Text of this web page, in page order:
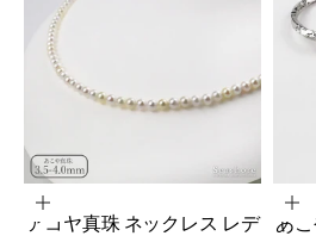
カートに追加
アコヤ真珠 ネックレス レデ
カ
あ